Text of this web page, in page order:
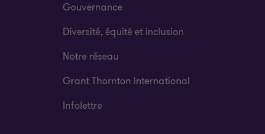
Gouvernance
Diversité, équité et inclusion
Notre réseau
Grant Thornton International
Infolettre